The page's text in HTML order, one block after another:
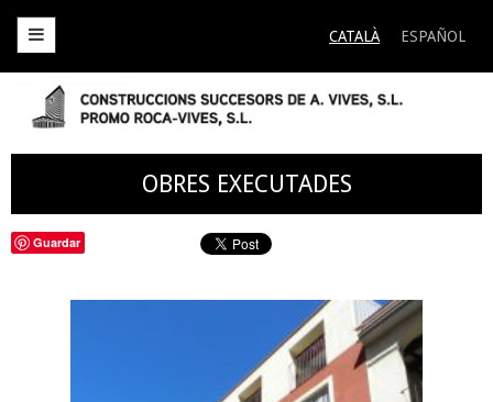
CATALÀ ESPAÑOL
Construccions Successors de A. Vives S.L.
Construccions Successors de A. Vives S.L.
OBRES EXECUTADES
Guardar